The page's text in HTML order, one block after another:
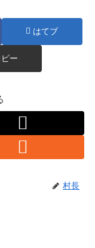
はてブ
ピー
村長